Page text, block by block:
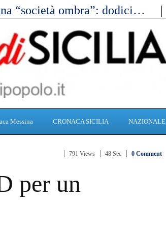
“società ombra”: dodici…
Messina CRONACA SICILIA NAZIONALE
791 Views 48 Sec 0 Comment
per un